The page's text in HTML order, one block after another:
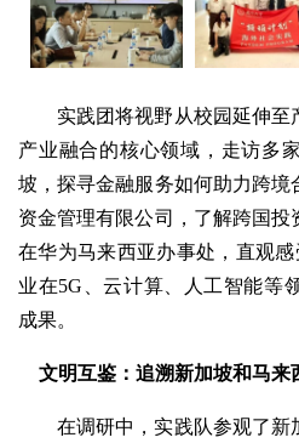
实践团将视野从校园延伸
产业融合的核心领域，走访多
坡，探寻金融服务如何助力跨境
资金管理有限公司，了解跨国投
在华为马来西亚办事处，直观
业在5G、云计算、人工智能等
成果。
文明互鉴：追溯新加坡和马来
在调研中，实践队参观了新